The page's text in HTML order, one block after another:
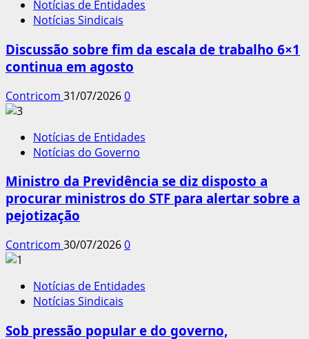
Notícias de Entidades
Notícias Sindicais
Discussão sobre fim da escala de trabalho 6×1
continua em agosto
Contricom 31/07/20260
Notícias de Entidades
Notícias do Governo
Ministro da Previdência se diz disposto a
procurar ministros do STF para alertar sobre a
pejotização
Contricom 30/07/20260
Notícias de Entidades
Notícias Sindicais
Sob pressão popular e do governo,